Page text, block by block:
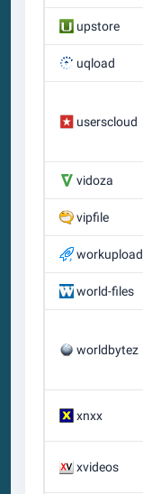
upstore
uqload
userscloud
vidoza
vipfile
workupload
world-files
worldbytez
xnxx
xvideos